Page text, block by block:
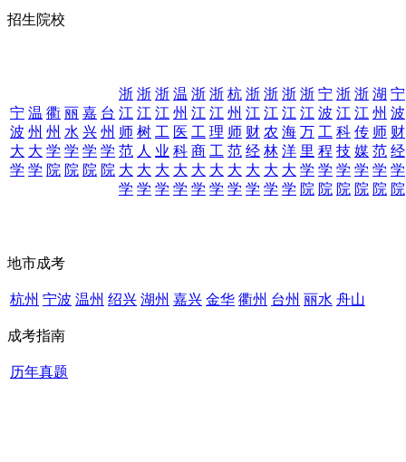
招生院校
宁
波
大
学
温
州
大
学
衢
州
学
院
丽
水
学
院
嘉
兴
学
院
台
州
学
院
浙
江
师
范
大
学
浙
江
树
人
大
学
浙
江
工
业
大
学
温
州
医
科
大
学
浙
江
工
商
大
学
浙
江
理
工
大
学
杭
州
师
范
大
学
浙
江
财
经
大
学
浙
江
农
林
大
学
浙
江
海
洋
大
学
浙
江
万
里
学
院
宁
波
工
程
学
院
浙
江
科
技
学
院
浙
江
传
媒
学
院
湖
州
师
范
学
院
宁
波
财
经
学
院
地市成考
杭州 宁波 温州 绍兴 湖州 嘉兴 金华 衢州 台州 丽水 舟山
成考指南
历年真题